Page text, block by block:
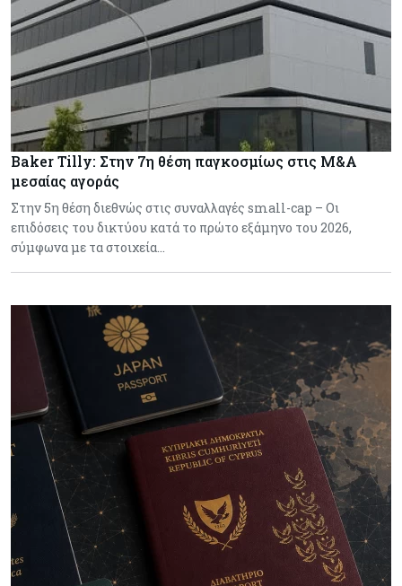
Baker Tilly: Στην 7η θέση παγκοσμίως στις M&A
μεσαίας αγοράς
Στην 5η θέση διεθνώς στις συναλλαγές small-cap – Οι
επιδόσεις του δικτύου κατά το πρώτο εξάμηνο του 2026,
σύμφωνα με τα στοιχεία…